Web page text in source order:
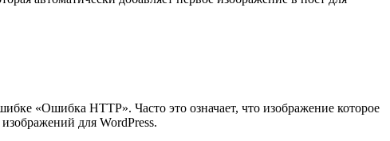
«Ошибка HTTP». Часто это означает, что изображение которое
для WordPress.